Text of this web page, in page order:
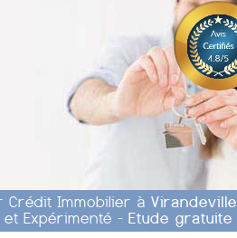
Crédit Immobilier à Virandeville
et Expérimenté -Etude gratuite